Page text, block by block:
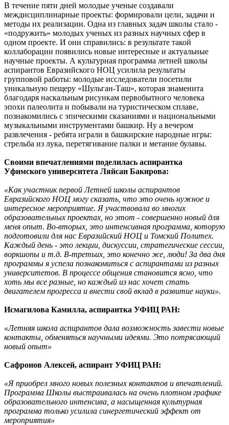
В течение пяти дней молодые ученые создавали
междисциплинарные проекты: формировали цели, задачи и
методы их реализации. Одна из главных задач школы стало -
«подружить» молодых ученых из разных научных сфер в
одном проекте. И они справились: в результате такой
коллаборации появились новые интересные и актуальные
научные проекты. А культурная программа летней школы
аспирантов Евразийского НОЦ усилила результаты
групповой работы: молодые исследователи посетили
уникальную пещеру «Шульган-Таш», которая знаменита
благодаря наскальным рисункам первобытного человека
эпохи палеолита и побывали на туристическом сплаве,
познакомились с эпическими сказаниями и национальными
музыкальными инструментами башкир. Ну а вечером
развлечения - ребята играли в башкирские народные игры:
стрельба из лука, перетягивание палки и метание булавы.
Своими впечатлениями поделилась аспирантка
Уфимского университета Ляйсан Бакирова:
«Как участник первой Летней школы аспирантов
Евразийского НОЦ могу сказать, что это очень нужное и
интересное мероприятие. Я участвовала во многих
образовательных проектах, но этот - совершенно новый для
меня опыт. Во-вторых, это интенсивная программа, которую
подготовили для нас Евразийский НОЦ и Томский Политех.
Каждый день - это лекции, дискуссии, стратегические сессии,
воркшопы и т.д. В-третьих, это конечно же, люди! За два дня
программы я успела познакомиться с аспирантами из разных
университетов. В процессе общения становится ясно, что
хоть мы все разные, но каждый из нас хочет стать
двигателем прогресса и внести свой вклад в развитие науки».
Исмагилова Камилла, аспирантка УФИЦ РАН:
«Летняя школа аспирантов дала возможность завести новые
контакты, обменяться научными идеями. Это потрясающий
новый опыт»
Сафронов Алексей, аспирант УФИЦ РАН:
«Я приобрел много новых полезных контактов и впечатлений.
Программа Школы выстраивалась на очень плотном графике
образовательного интенсива, а насыщенная культурная
программа только усилила синергетический эффект от
мероприятия»